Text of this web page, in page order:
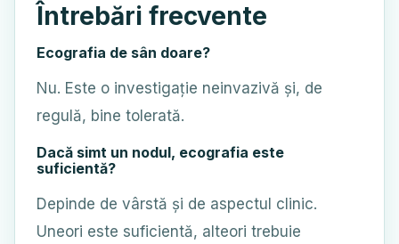
Întrebări frecvente
Ecografia de sân doare?
Nu. Este o investigație neinvazivă și, de
regulă, bine tolerată.
Dacă simt un nodul, ecografia este
suficientă?
Depinde de vârstă și de aspectul clinic.
Uneori este suficientă, alteori trebuie